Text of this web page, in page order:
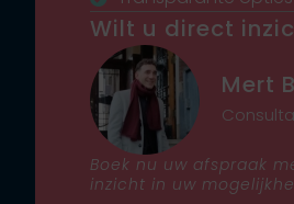
Wilt u direct
Mert
Boek nu uw afspraak
inzicht in uw